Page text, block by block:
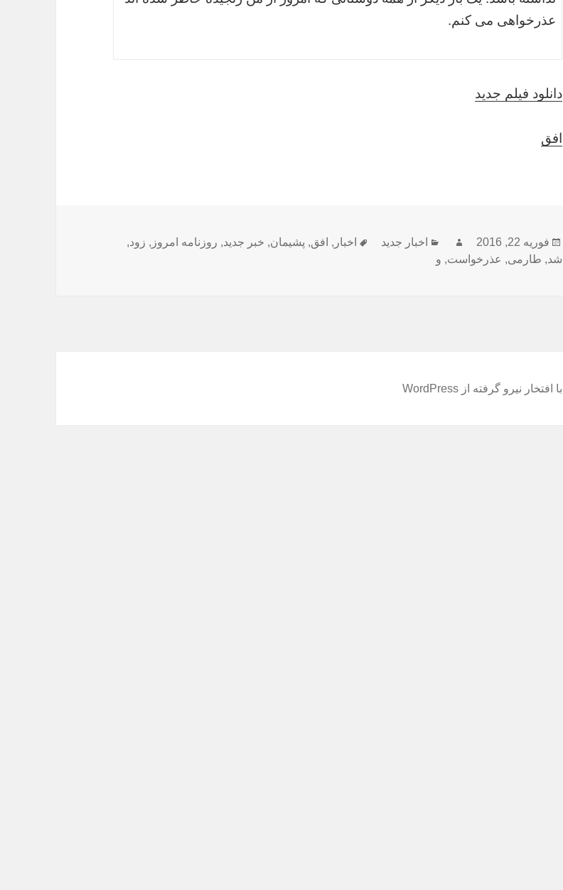
عذرخواهی می کنم.
دانلود فیلم جدید
افق
ارسال
شده
فوریه 22, 2016 نویسندهدسته‌ها
اخبار جدید برچسب‌ها
اخبار , افق, پشیمان, خبر جدید, روزنامه امروز , زود,
شد, طارمی, عذرخواست, و
با افتخار نیرو گرفته از WordPress